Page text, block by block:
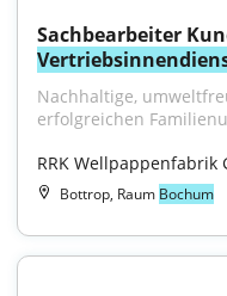
Nachhaltige,
erfolgreichen
RRK Wellpappenfabrik
Bottrop, Raum Bochum